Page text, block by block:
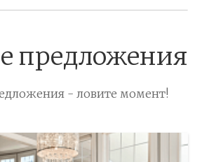
предложения
- ловите момент!